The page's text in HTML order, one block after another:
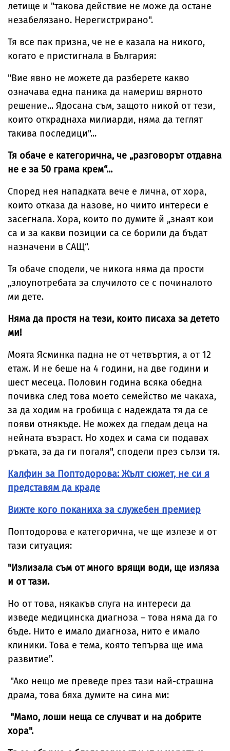
летище и "такова действие не може да остане
незабелязано. Нерегистрирано".
Тя все пак призна, че не е казала на никого,
когато е пристигнала в България:
"Вие явно не можете да разберете какво
означава една паника да намериш вярното
решение... Ядосана съм, защото никой от тези,
които откраднаха милиарди, няма да теглят
такива последици"...
Тя обаче е категорична, че „разговорът отдавна
не е за 50 грама крем“...
Според нея нападката вече е лична, от хора,
които отказа да назове, но чиито интереси е
засегнала. Хора, които по думите й „знаят кои
са и за какви позиции са се борили да бъдат
назначени в САЩ“.
Тя обаче сподели, че никога няма да прости
„злоупотребата за случилото се с починалото
ми дете.
Няма да простя на тези, които писаха за детето
ми!
Моята Ясминка падна не от четвъртия, а от 12
етаж. И не беше на 4 години, на две години и
шест месеца. Половин година всяка обедна
почивка след това моето семейство ме чакаха,
за да ходим на гробища с надеждата тя да се
появи отнякъде. Не можех да гледам деца на
нейната възраст. Но ходех и сама си подавах
ръката, за да ги погаля", сподели през сълзи тя.
Калфин за Поптодорова: Жълт сюжет, не си я
представям да краде
Вижте кого поканиха за служебен премиер
Поптодорова е категорична, че ще излезе и от
тази ситуация:
"Излизала съм от много врящи води, ще изляза
и от тази.
Но от това, някакъв слуга на интереси да
изведе медицинска диагноза – това няма да го
бъде. Нито е имало диагноза, нито е имало
клиники. Това е тема, която тепърва ще има
развитие”.
"Ако нещо ме преведе през тази най-страшна
драма, това бяха думите на сина ми:
"Мамо, лоши неща се случват и на добрите
хора".